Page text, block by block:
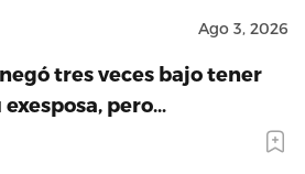
Ago 3, 2026
tres veces bajo tener
pero…